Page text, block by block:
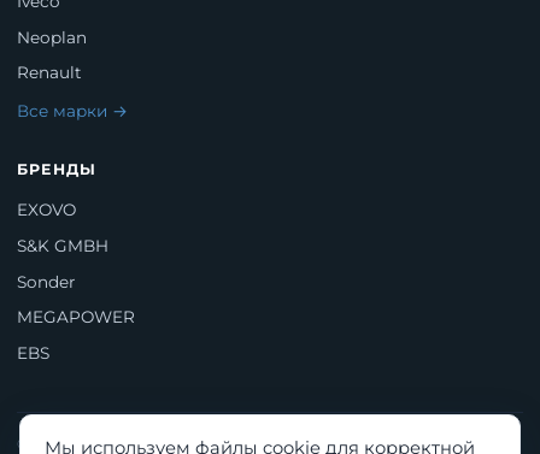
Neoplan
Renault
Все марки →
БРЕНДЫ
EXOVO
S&K GMBH
Sonder
MEGAPOWER
EBS
© 2026 ООО «ДБМ». Все права защищены.
Мы используем файлы cookie для корректной